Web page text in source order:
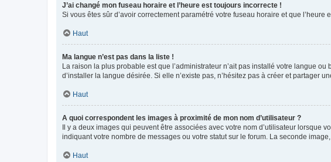
J’ai changé mon fuseau horaire et l’heure est toujours incorrecte !
Si vous êtes sûr d’avoir correctement paramétré votre fuseau horaire et que
Haut
Ma langue n’est pas dans la liste !
La raison la plus probable est que l’administrateur n’ait pas installé votre langue
d’installer la langue désirée. Si elle n’existe pas, n’hésitez pas à créer et partager
Haut
A quoi correspondent les images à proximité de mon nom d’utilisateur ?
Il y a deux images qui peuvent être associées avec votre nom d’utilisateur lorsque
indiquant votre nombre de messages ou votre statut sur le forum. La seconde
Haut